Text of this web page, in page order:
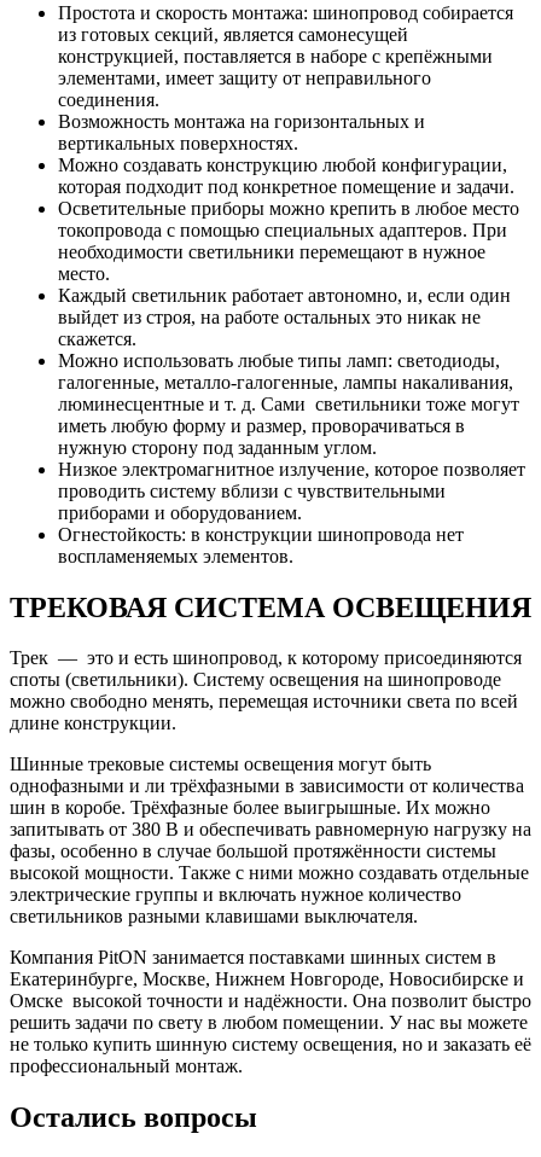
Простота и скорость монтажа: шинопровод собирается
из готовых секций, является самонесущей
конструкцией, поставляется в наборе с крепёжными
элементами, имеет защиту от неправильного
соединения.
Возможность монтажа на горизонтальных и
вертикальных поверхностях.
Можно создавать конструкцию любой конфигурации,
которая подходит под конкретное помещение и задачи.
Осветительные приборы можно крепить в любое место
токопровода с помощью специальных адаптеров. При
необходимости светильники перемещают в нужное
место.
Каждый светильник работает автономно, и, если один
выйдет из строя, на работе остальных это никак не
скажется.
Можно использовать любые типы ламп: светодиоды,
галогенные, металло-галогенные, лампы накаливания,
люминесцентные и т. д. Сами светильники тоже могут
иметь любую форму и размер, проворачиваться в
нужную сторону под заданным углом.
Низкое электромагнитное излучение, которое позволяет
проводить систему вблизи с чувствительными
приборами и оборудованием.
Огнестойкость: в конструкции шинопровода нет
воспламеняемых элементов.
ТРЕКОВАЯ СИСТЕМА ОСВЕЩЕНИЯ
Трек — это и есть шинопровод, к которому присоединяются
споты (светильники). Систему освещения на шинопроводе
можно свободно менять, перемещая источники света по всей
длине конструкции.
Шинные трековые системы освещения могут быть
однофазными и ли трёхфазными в зависимости от количества
шин в коробе. Трёхфазные более выигрышные. Их можно
запитывать от 380 В и обеспечивать равномерную нагрузку на
фазы, особенно в случае большой протяжённости системы
высокой мощности. Также с ними можно создавать отдельные
электрические группы и включать нужное количество
светильников разными клавишами выключателя.
Компания PitON занимается поставками шинных систем в
Екатеринбурге, Москве, Нижнем Новгороде, Новосибирске и
Омске высокой точности и надёжности. Она позволит быстро
решить задачи по свету в любом помещении. У нас вы можете
не только купить шинную систему освещения, но и заказать её
профессиональный монтаж.
Остались вопросы